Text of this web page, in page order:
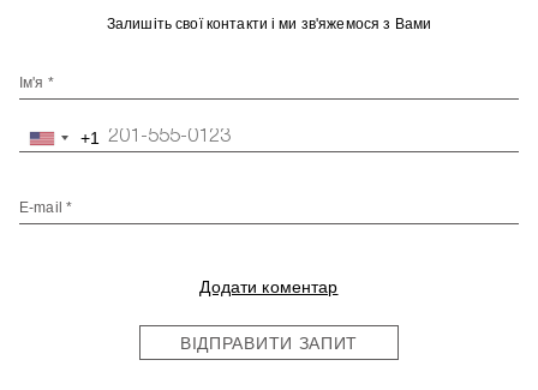
Залишіть свої контакти і ми зв'яжемося з Вами
Ім'я *
United+1
E-mail *
Додати коментар
ВІДПРАВИТИ ЗАПИТ